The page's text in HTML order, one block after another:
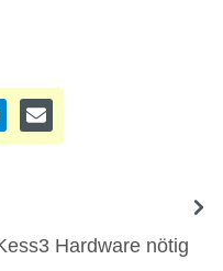
Hardware nötig